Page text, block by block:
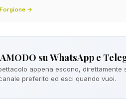
→
su WhatsApp e
appena escono, direttamente
preferito ed esci quando vuoi.